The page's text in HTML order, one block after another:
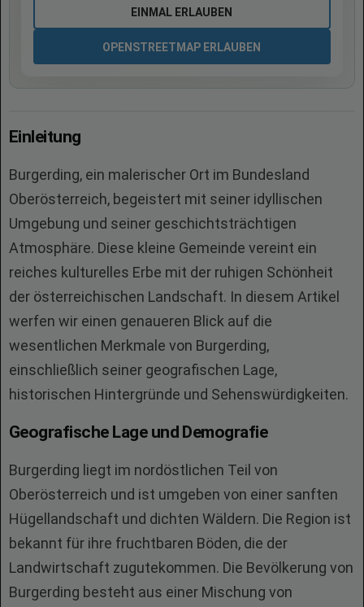
EINMAL ERLAUBEN
OPENSTREETMAP ERLAUBEN
Einleitung
Burgerding, ein malerischer Ort im Bundesland
Oberösterreich, begeistert mit seiner idyllischen
Umgebung und seiner geschichtsträchtigen
Atmosphäre. Diese kleine Gemeinde vereint ein
reiches kulturelles Erbe mit der ruhigen Schönheit
der österreichischen Landschaft. In diesem Artikel
werfen wir einen genaueren Blick auf die
wesentlichen Merkmale von Burgerding,
einschließlich seiner geografischen Lage,
historischen Hintergründe und Sehenswürdigkeiten.
Geografische Lage und Demografie
Burgerding liegt im nordöstlichen Teil von
Oberösterreich und ist umgeben von einer sanften
Hügellandschaft und dichten Wäldern. Die Region ist
bekannt für ihre fruchtbaren Böden, die der
Landwirtschaft zugutekommen. Die Bevölkerung von
Burgerding besteht aus einer Mischung von